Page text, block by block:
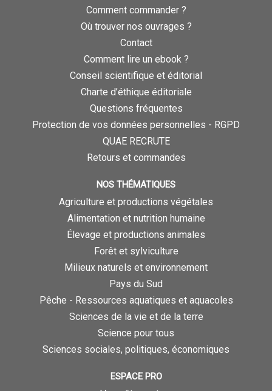
Comment commander ?
Où trouver nos ouvrages ?
Contact
Comment lire un ebook ?
Conseil scientifique et éditorial
Charte d’éthique éditoriale
Questions fréquentes
Protection de vos données personnelles - RGPD
QUAE RECRUTE
Retours et commandes
NOS THÉMATIQUES
Agriculture et productions végétales
Alimentation et nutrition humaine
Élevage et productions animales
Forêt et sylviculture
Milieux naturels et environnement
Pays du Sud
Pêche - Ressources aquatiques et aquacoles
Sciences de la vie et de la terre
Science pour tous
Sciences sociales, politiques, économiques
ESPACE PRO